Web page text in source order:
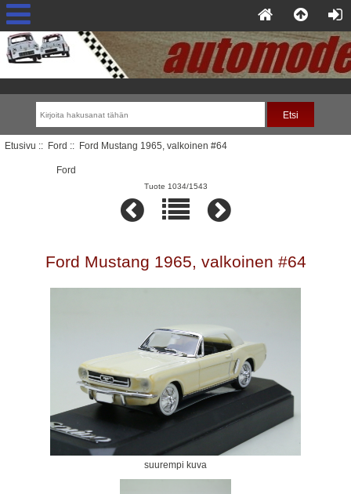
Etusivu :: Ford :: Ford Mustang 1965, valkoinen #64
Ford
Tuote 1034/1543
Ford Mustang 1965, valkoinen #64
suurempi kuva